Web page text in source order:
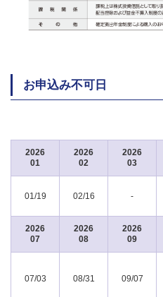
お申込み不可日
2026
01
2026
02
2026
03
01/19 02/16 -
2026
07
2026
08
2026
09
07/03 08/31 09/07